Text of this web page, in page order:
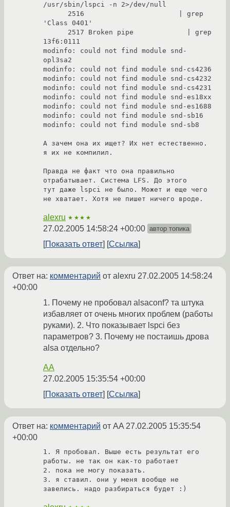
/usr/sbin/lspci -n 2>/dev/null
'Class 0401'
13f6:0111
modinfo: could not find module snd-
opl3sa2
modinfo: could not find module snd-cs4236
modinfo: could not find module snd-cs4232
modinfo: could not find module snd-cs4231
modinfo: could not find module snd-es18xx
modinfo: could not find module snd-es1688
modinfo: could not find module snd-sb16
modinfo: could not find module snd-sb8
А зачем она их ищет? Их нет естественно.
я их не компилил.
Правда не факт что она правильно
отрабатывает. Система LFS. До этого
тут даже lspci не было. Может и еще чего
не хватает. Хотя не пишет ничего вроде.
alexru ★★★★
27.02.2005 14:58:24 +00:00 автор топика
Показать ответ Ссылка
Ответ на: комментарий от alexru 27.02.2005 14:58:24
+00:00
1. Почему не пробовал alsaconf? та штука
избавляет от очень многих проблем (работы
руками). 2. Что показывает lspci без
параметров? 3. Почему не постаишь дрова
alsa отдельно?
AA
27.02.2005 15:35:54 +00:00
Показать ответ
Ссылка
Ответ на: комментарий от AA27.02.2005 15:35:54
+00:00
1. Я пробовал. Выше есть результат его
работы. не так он как-то работает
2. пока не могу показать.
3. я ставил. они у меня вообще не